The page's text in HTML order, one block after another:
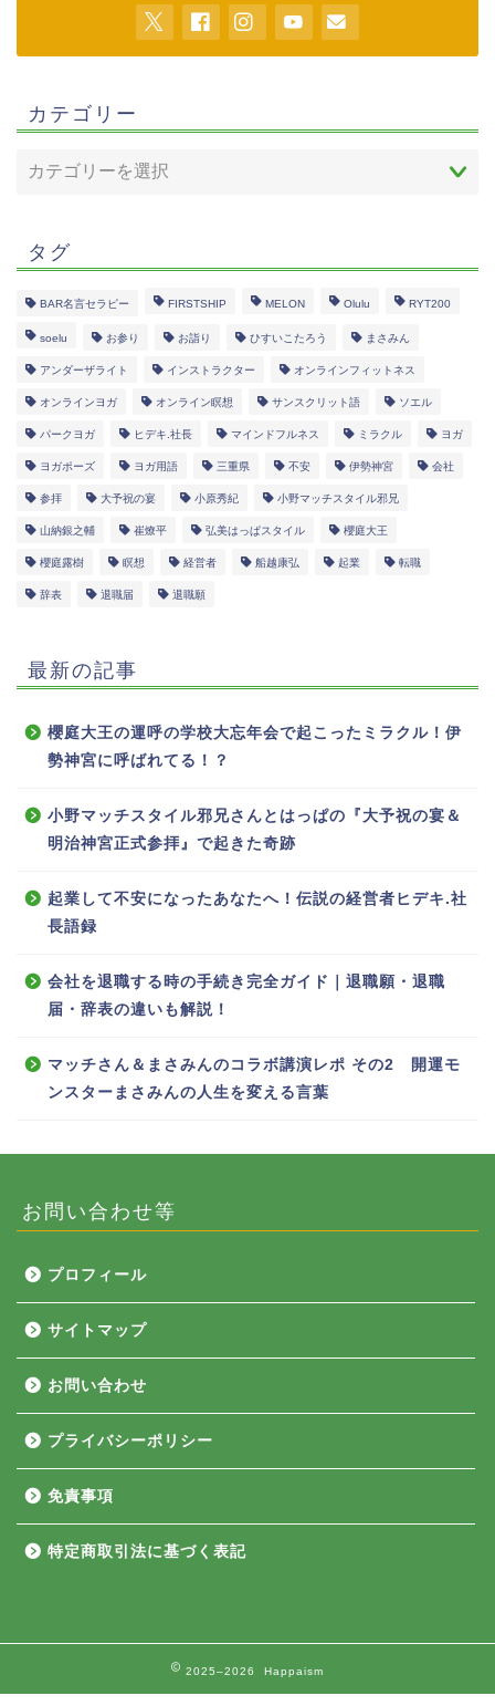
カテゴリー
タグ
BAR名言セラピー FIRSTSHIP MELON Olulu RYT200
soelu お参り お詣り ひすいこたろう まさみん
アンダーザライト インストラクター オンラインフィットネス
オンラインヨガ オンライン瞑想 サンスクリット語 ソエル
パークヨガ ヒデキ.社長 マインドフルネス ミラクル ヨガ
ヨガポーズ ヨガ用語 三重県 不安 伊勢神宮 会社
参拝 大予祝の宴 小原秀紀 小野マッチスタイル邪兄
山納銀之輔 崔燎平 弘美はっぱスタイル 櫻庭大王
櫻庭露樹 瞑想 経営者 船越康弘 起業 転職
辞表 退職届 退職願
最新の記事
櫻庭大王の運呼の学校大忘年会で起こったミラクル！伊
勢神宮に呼ばれてる！？
小野マッチスタイル邪兄さんとはっぱの『大予祝の宴＆
明治神宮正式参拝』で起きた奇跡
起業して不安になったあなたへ！伝説の経営者ヒデキ.社
長語録
会社を退職する時の手続き完全ガイド｜退職願・退職
届・辞表の違いも解説！
マッチさん＆まさみんのコラボ講演レポ その2 開運モ
ンスターまさみんの人生を変える言葉
お問い合わせ等
プロフィール
サイトマップ
お問い合わせ
プライバシーポリシー
免責事項
特定商取引法に基づく表記
2025–2026 Happaism